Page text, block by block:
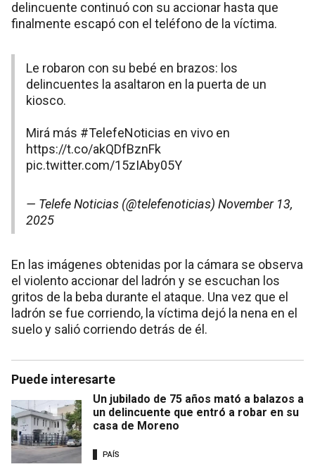
delincuente continuó con su accionar hasta que
finalmente escapó con el teléfono de la víctima.
Le robaron con su bebé en brazos: los
delincuentes la asaltaron en la puerta de un
kiosco.
Mirá más #TelefeNoticias en vivo en
https://t.co/akQDfBznFk
pic.twitter.com/15zIAby05Y
— Telefe Noticias (@telefenoticias) November 13,
2025
En las imágenes obtenidas por la cámara se observa
el violento accionar del ladrón y se escuchan los
gritos de la beba durante el ataque. Una vez que el
ladrón se fue corriendo, la víctima dejó la nena en el
suelo y salió corriendo detrás de él.
Puede interesarte
Un jubilado de 75 años mató a balazos a
un delincuente que entró a robar en su
casa de Moreno
PAÍS